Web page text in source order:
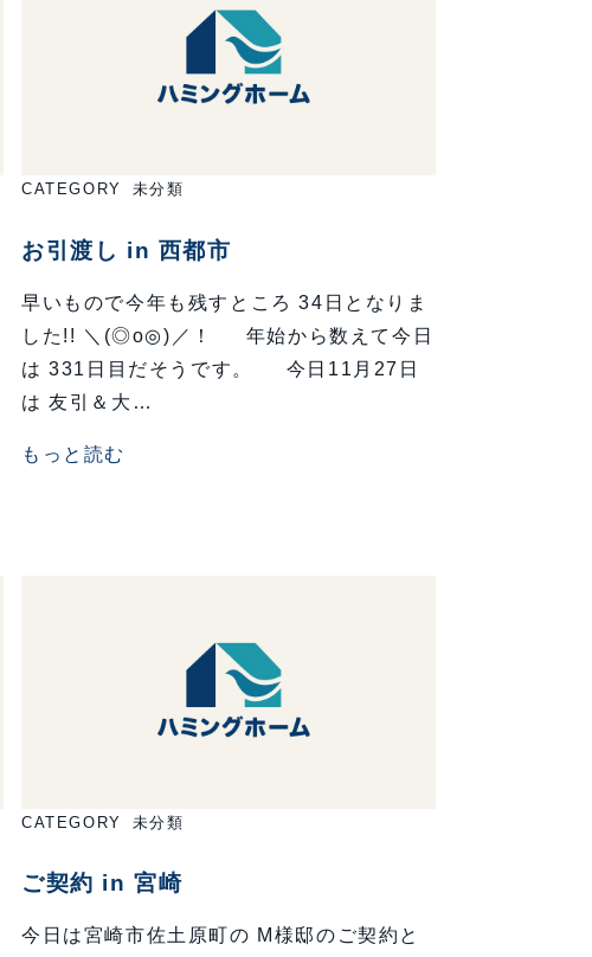
CATEGORY 未分類
お引渡し in 西都市
早いもので今年も残すところ 34日となりま
した!! ＼(◎o◎)／！ 年始から数えて今日
は 331日目だそうです。 今日11月27日
は 友引＆大…
もっと読む
CATEGORY 未分類
ご契約 in 宮崎
今日は宮崎市佐土原町の M様邸のご契約と